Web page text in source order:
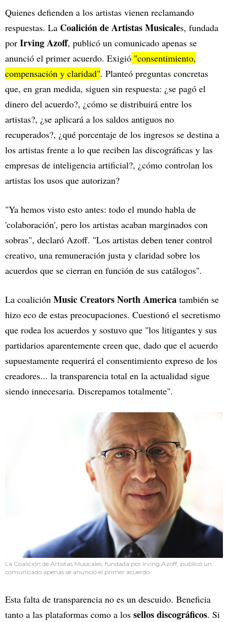
Quienes defienden a los artistas vienen reclamando
respuestas. La Coalición de Artistas Musicales, fundada
por Irving Azoff, publicó un comunicado apenas se
anunció el primer acuerdo. Exigió "consentimiento,
compensación y claridad". Planteó preguntas concretas
que, en gran medida, siguen sin respuesta: ¿se pagó el
dinero del acuerdo?, ¿cómo se distribuirá entre los
artistas?, ¿se aplicará a los saldos antiguos no
recuperados?, ¿qué porcentaje de los ingresos se destina a
los artistas frente a lo que reciben las discográficas y las
empresas de inteligencia artificial?, ¿cómo controlan los
artistas los usos que autorizan?
"Ya hemos visto esto antes: todo el mundo habla de
'colaboración', pero los artistas acaban marginados con
sobras", declaró Azoff. "Los artistas deben tener control
creativo, una remuneración justa y claridad sobre los
acuerdos que se cierran en función de sus catálogos".
La coalición Music Creators North America también se
hizo eco de estas preocupaciones. Cuestionó el secretismo
que rodea los acuerdos y sostuvo que "los litigantes y sus
partidarios aparentemente creen que, dado que el acuerdo
supuestamente requerirá el consentimiento expreso de los
creadores... la transparencia total en la actualidad sigue
siendo innecesaria. Discrepamos totalmente".
La Coalición de Artistas Musicales, fundada por Irving Azoff, publicó un
comunicado apenas se anunció el primer acuerdo.
Esta falta de transparencia no es un descuido. Beneficia
tanto a las plataformas como a los sellos discográficos. Si